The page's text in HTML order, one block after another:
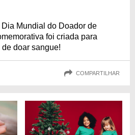
Mundial do Doador de
foi criada para
doar sangue!
COMPARTILHAR